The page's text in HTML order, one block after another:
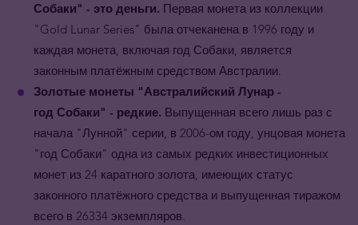
Собаки" - это деньги. Первая монета из коллекции
"Gold Lunar Series" была отчеканена в 1996 году и
каждая монета, включая год Собаки, является
законным платёжным средством Австралии.
Золотые монеты "Австралийский Лунар -
год Собаки" - редкие. Выпущенная всего лишь раз с
начала "Лунной" серии, в 2006-ом году, унцовая монета
"год Собаки" одна из самых редких инвестиционных
монет из 24 каратного золота, имеющих статус
законного платёжного средства и выпущенная тиражом
всего в 26334 экземпляров.